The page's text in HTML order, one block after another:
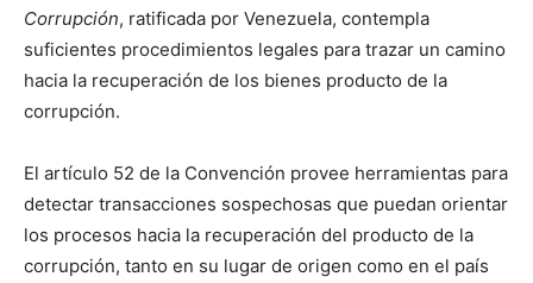
Corrupción, ratificada por Venezuela, contempla
suficientes procedimientos legales para trazar un camino
hacia la recuperación de los bienes producto de la
corrupción.
El artículo 52 de la Convención provee herramientas para
detectar transacciones sospechosas que puedan orientar
los procesos hacia la recuperación del producto de la
corrupción, tanto en su lugar de origen como en el país